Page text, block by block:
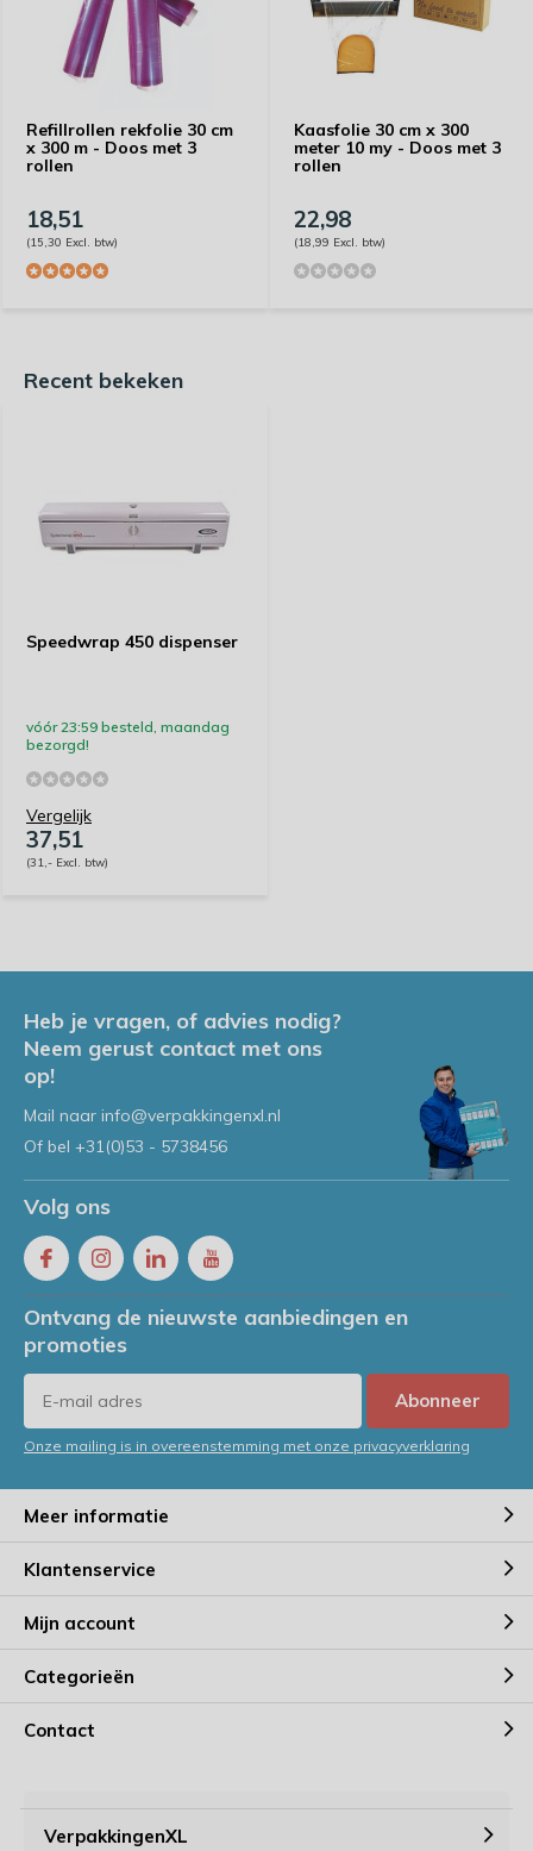
Refillrollen rekfolie 30 cm
x 300 m - Doos met 3
rollen
18,51
(15,30 Excl. btw)
Kaasfolie 30 cm x 300
meter 10 my - Doos met 3
rollen
22,98
(18,99 Excl. btw)
Recent bekeken
Speedwrap 450 dispenser
vóór 23:59 besteld, maandag
bezorgd!
Vergelijk
37,51
(31,- Excl. btw)
Heb je vragen, of advies nodig?
Neem gerust contact met ons
op!
Mail naar info@verpakkingenxl.nl
Of bel +31(0)53 - 5738456
Volg ons
Ontvang de nieuwste aanbiedingen en
promoties
Abonneer
Onze mailing is in overeenstemming met onze privacyverklaring
Meer informatie
Klantenservice
Mijn account
Categorieën
Contact
VerpakkingenXL